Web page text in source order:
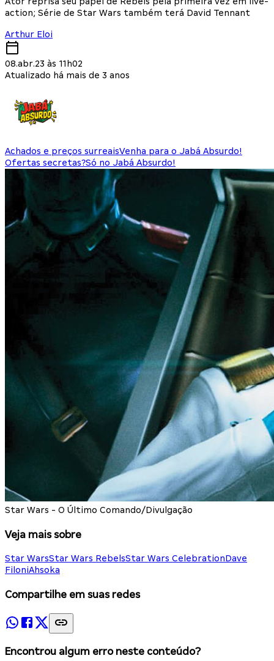
action; Série de Star Wars também terá David Tennant
Arthur Eloi
08.abr.23 às 11h02
Atualizado há mais de 3 anos
Achados e preços surreaisVenha para o Jabá Absurdo!
Ofertas secretas?Só no Jabá Absurdo!
Star Wars - O Último Comando/Divulgação
Veja mais sobre
Star WarsStar Wars RebelsStar Wars CelebrationDave
FiloniAhsoka
Compartilhe em suas redes
Encontrou algum erro neste conteúdo?